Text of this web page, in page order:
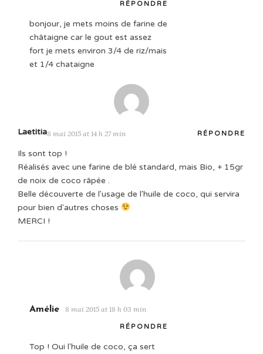
RÉPONDRE
bonjour, je mets moins de farine de
châtaigne car le gout est assez
fort je mets environ 3/4 de riz/mais
et 1/4 chataigne
Laetitia8 mai 2015 at 14 h 27 min RÉPONDRE
Ils sont top !
Réalisés avec une farine de blé standard, mais Bio, + 15gr
de noix de coco râpée .
Belle découverte de l'usage de l'huile de coco, qui servira
pour bien d'autres choses
MERCI !
Amélie 8 mai 2015 at 18 h 03 min
RÉPONDRE
Top ! Oui l'huile de coco, ça sert